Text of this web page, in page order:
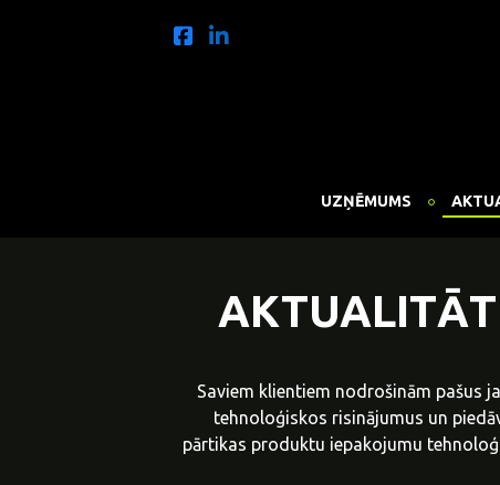
UZŅĒMUMS
Saviem klientiem nodrošinām pašus
tehnoloģiskos risinājumus un
pārtikas produktu iepakojumu